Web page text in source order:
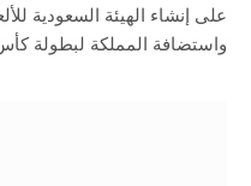
على إنشاء الهيئة السعودية
واستضافة المملكة لبطولة